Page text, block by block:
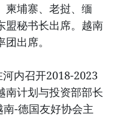
柬埔寨、老挝、缅
盟秘书长出席。越南
出席。
内召开2018-2023
南计划与投资部部长
-德国友好协会主